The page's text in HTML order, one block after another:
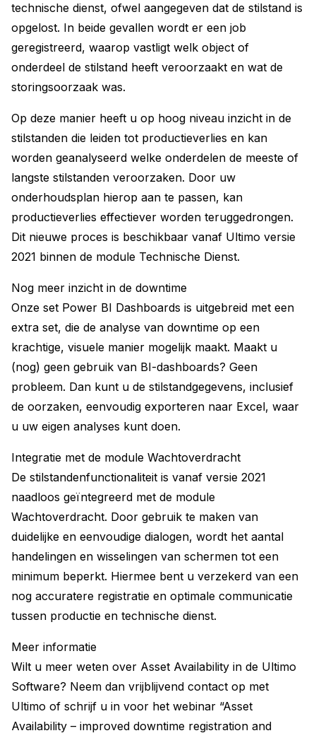
technische dienst, ofwel aangegeven dat de stilstand is
opgelost. In beide gevallen wordt er een job
geregistreerd, waarop vastligt welk object of
onderdeel de stilstand heeft veroorzaakt en wat de
storingsoorzaak was.
Op deze manier heeft u op hoog niveau inzicht in de
stilstanden die leiden tot productieverlies en kan
worden geanalyseerd welke onderdelen de meeste of
langste stilstanden veroorzaken. Door uw
onderhoudsplan hierop aan te passen, kan
productieverlies effectiever worden teruggedrongen.
Dit nieuwe proces is beschikbaar vanaf Ultimo versie
2021 binnen de module Technische Dienst.
Nog meer inzicht in de downtime
Onze set Power BI Dashboards is uitgebreid met een
extra set, die de analyse van downtime op een
krachtige, visuele manier mogelijk maakt. Maakt u
(nog) geen gebruik van BI-dashboards? Geen
probleem. Dan kunt u de stilstandgegevens, inclusief
de oorzaken, eenvoudig exporteren naar Excel, waar
u uw eigen analyses kunt doen.
Integratie met de module Wachtoverdracht
De stilstandenfunctionaliteit is vanaf versie 2021
naadloos geïntegreerd met de module
Wachtoverdracht. Door gebruik te maken van
duidelijke en eenvoudige dialogen, wordt het aantal
handelingen en wisselingen van schermen tot een
minimum beperkt. Hiermee bent u verzekerd van een
nog accuratere registratie en optimale communicatie
tussen productie en technische dienst.
Meer informatie
Wilt u meer weten over Asset Availability in de Ultimo
Software? Neem dan vrijblijvend contact op met
Ultimo of schrijf u in voor het webinar “Asset
Availability – improved downtime registration and